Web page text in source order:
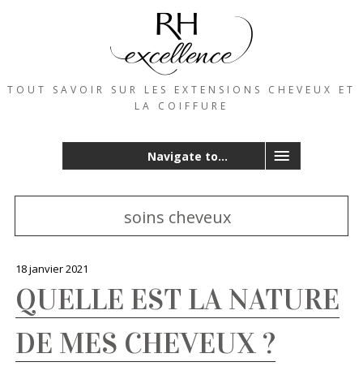
TOUT SAVOIR SUR LES EXTENSIONS CHEVEUX ET
LA COIFFURE
Navigate to...
soins cheveux
18 janvier 2021
QUELLE EST LA NATURE
DE MES CHEVEUX ?